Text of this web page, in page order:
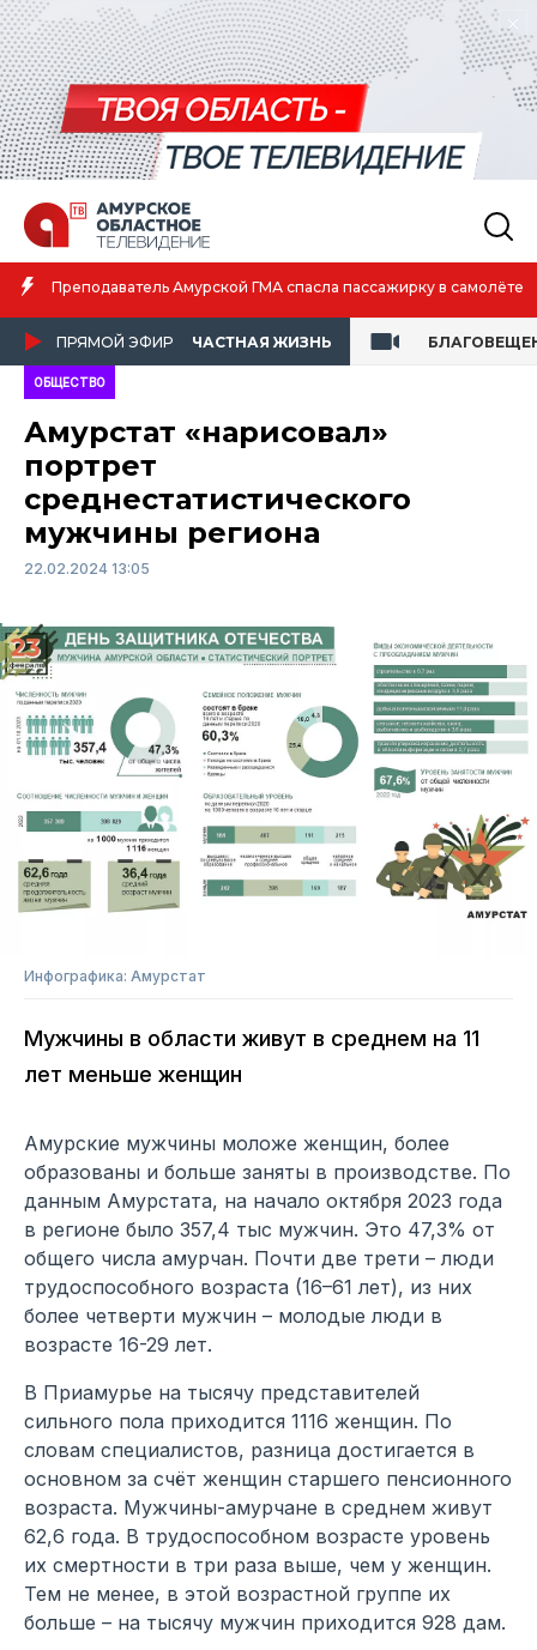
Амурская спортсменка выиграла первенство России по
атлетике
ПРЯМОЙ ЭФИР ЧАСТНАЯ ЖИЗНЬ
ОБЩЕСТВО
Амурстат «нарисовал»
портрет
среднестатистического
мужчины региона
22.02.2024 13:05
Инфографика: Амурстат
Мужчины в области живут в среднем на 11
лет меньше женщин
Амурские мужчины моложе женщин, более
образованы и больше заняты в производстве. По
данным Амурстата, на начало октября 2023 года
в регионе было 357,4 тыс мужчин. Это 47,3% от
общего числа амурчан. Почти две трети – люди
трудоспособного возраста (16–61 лет), из них
более четверти мужчин – молодые люди в
возрасте 16-29 лет.
В Приамурье на тысячу представителей
сильного пола приходится 1116 женщин. По
словам специалистов, разница достигается в
основном за счёт женщин старшего пенсионного
возраста. Мужчины-амурчане в среднем живут
62,6 года. В трудоспособном возрасте уровень
их смертности в три раза выше, чем у женщин.
Тем не менее, в этой возрастной группе их
больше – на тысячу мужчин приходится 928 дам.